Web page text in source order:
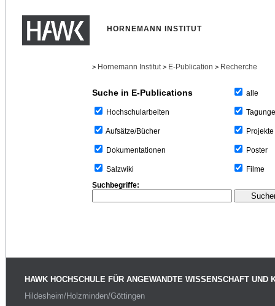
HORNEMANN INSTITUT
> Hornemann Institut > E-Publication > Recherche
Suche in E-Publications
Hochschularbeiten
Aufsätze/Bücher
Dokumentationen
Salzwiki
alle
Projekte
Poster
Filme
Suchbegriffe:
HAWK HOCHSCHULE FÜR ANGEWANDTE WISSENSCHAFT UND
Hildesheim/Holzminden/Göttingen